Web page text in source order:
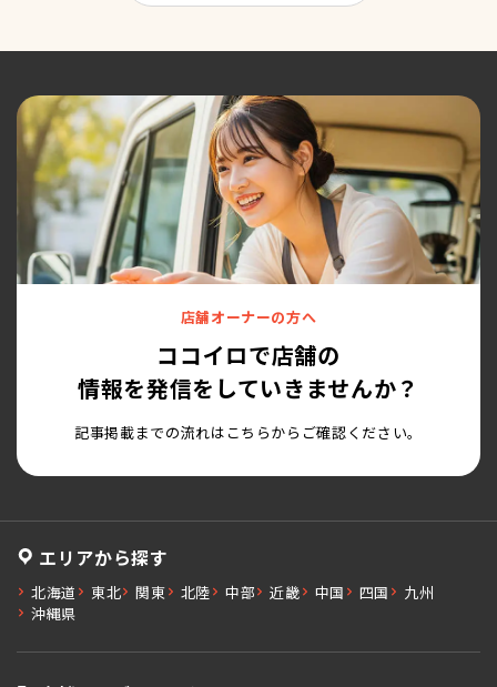
店舗オーナーの方へ
ココイロで店舗の
情報を発信をしていきませんか？
記事掲載までの流れはこちらからご確認ください。
エリアから探す
北海道 東北 関東 北陸 中部 近畿 中国 四国
九州
沖縄県